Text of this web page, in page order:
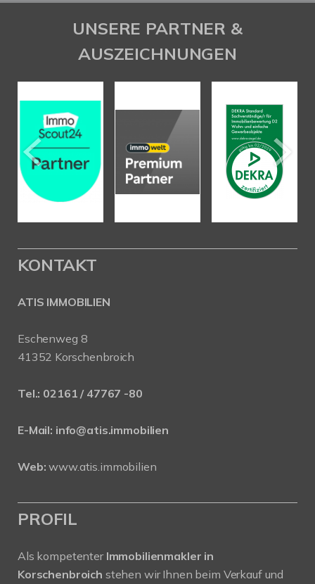
UNSERE PARTNER &
AUSZEICHNUNGEN
KONTAKT
ATIS IMMOBILIEN
Eschenweg 8
41352 Korschenbroich
Tel.: 02161 / 47767 -80
E-Mail: info@atis.immobilien
Web: www.atis.immobilien
PROFIL
Als kompetenter Immobilienmakler in
Korschenbroich stehen wir Ihnen beim Verkauf und